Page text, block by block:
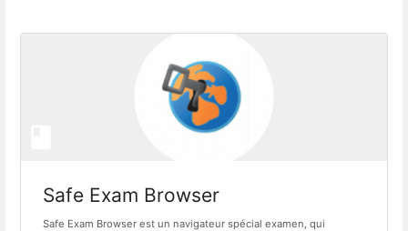
Safe Exam Browser
Safe Exam Browser est un navigateur spécial examen, qui